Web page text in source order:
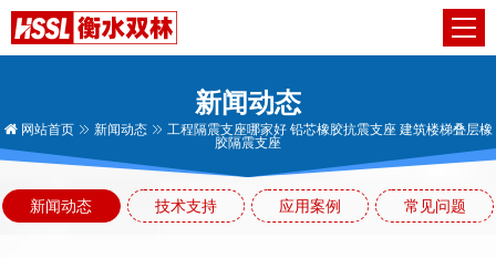
新闻动态
网站首页 新闻动态
工程隔震支座哪家好 铅芯橡胶抗震支座 建筑楼梯叠层橡
胶隔震支座
新闻动态 技术支持 应用案例 常见问题